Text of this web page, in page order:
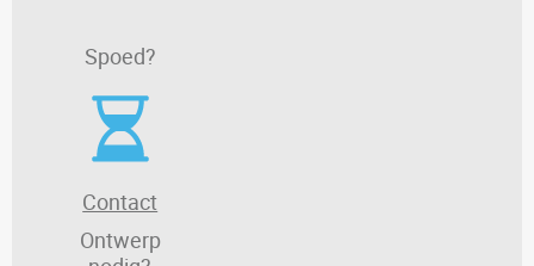
Spoed?
Contact
Ontwerp